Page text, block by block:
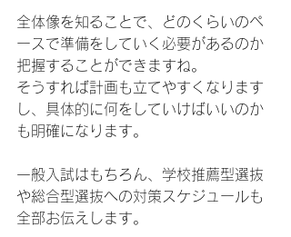
全体像を知ることで、どのくらいのペ
ースで準備をしていく必要があるのか
把握することができますね。
そうすれば計画も立てやすくなります
し、具体的に何をしていけばいいのか
も明確になります。
一般入試はもちろん、学校推薦型選抜
や総合型選抜への対策スケジュールも
全部お伝えします。